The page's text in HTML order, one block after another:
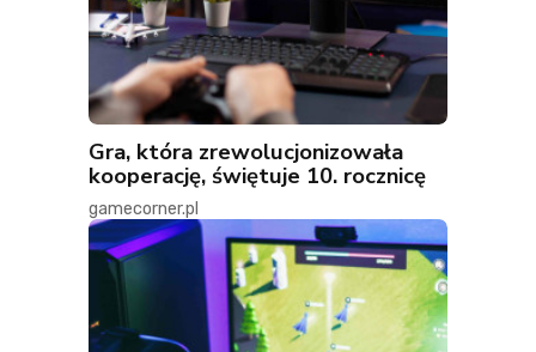
Gra, która zrewolucjonizowała
kooperację, świętuje 10. rocznicę
gamecorner.pl